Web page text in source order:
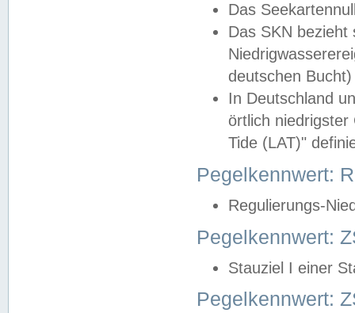
Das
Das SKN
deutschen
In Deutschland
örtlich
Tide (LAT)"
Pegelkennwert:
Regulierungs-
Pegelkennwert:
Stauziel I einer
Pegelkennwert: